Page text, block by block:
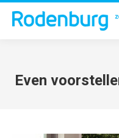
Even